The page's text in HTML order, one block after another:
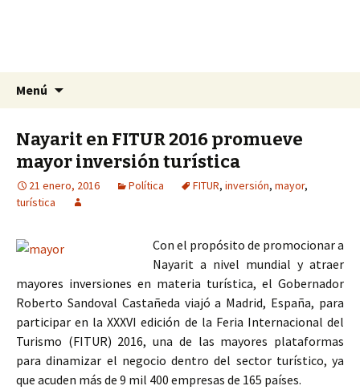
La Yunta de Tepic
La nueva opción en información
Menú
Nayarit en FITUR 2016 promueve
mayor inversión turística
21 enero, 2016 Política FITUR, inversión, mayor,
turística
Con el propósito de promocionar a
Nayarit a nivel mundial y atraer
mayores inversiones en materia turística, el Gobernador
Roberto Sandoval Castañeda viajó a Madrid, España, para
participar en la XXXVI edición de la Feria Internacional del
Turismo (FITUR) 2016, una de las mayores plataformas
para dinamizar el negocio dentro del sector turístico, ya
que acuden más de 9 mil 400 empresas de 165 países.